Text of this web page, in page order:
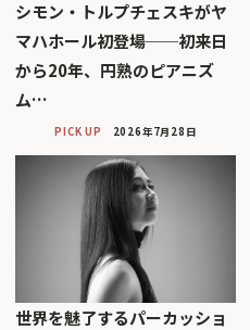
シモン・トルプチェスキがヤ
マハホール初登場──初来日
から20年、円熟のピアニズ
ム…
PICK UP 2026年7月28日
世界を魅了するパーカッショ